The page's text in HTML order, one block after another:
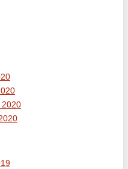
2020